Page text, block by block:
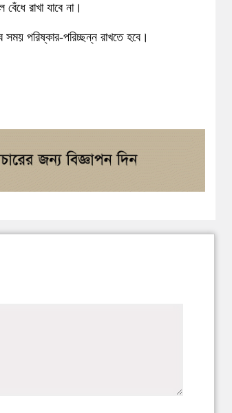
রাখা যাবে না।
পরিষ্কার-পরিচ্ছন্ন রাখতে হবে।